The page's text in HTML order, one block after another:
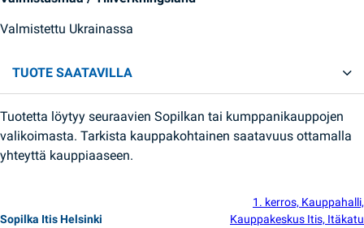
Valmistettu Ukrainassa
TUOTE SAATAVILLA
Tuotetta löytyy seuraavien Sopilkan tai kumppanikauppojen
valikoimasta. Tarkista kauppakohtainen saatavuus ottamalla
yhteyttä kauppiaaseen.
Sopilka Itis Helsinki
1. kerros, Kauppahalli,
Kauppakeskus Itis, Itäkatu